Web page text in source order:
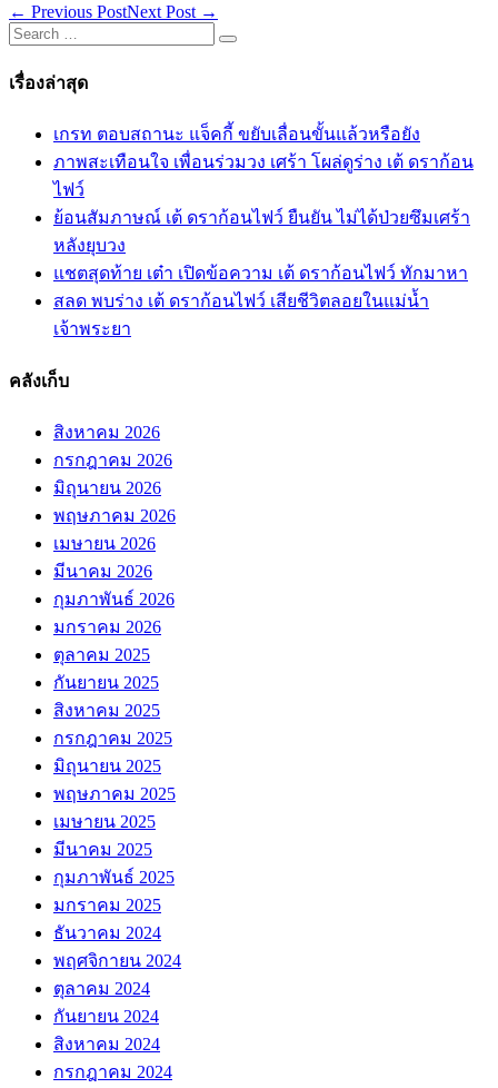
Post
Navigation
← Previous PostNext Post →
Search
for:
เรื่องล่าสุด
เกรท ตอบสถานะ แจ็คกี้ ขยับเลื่อนขั้นแล้วหรือยัง
ภาพสะเทือนใจ เพื่อนร่วมวง เศร้า โผล่ดูร่าง เต้ ดราก้อน
ไฟว์
ย้อนสัมภาษณ์ เต้ ดราก้อนไฟว์ ยืนยัน ไม่ได้ป่วยซึมเศร้า
หลังยุบวง
แชตสุดท้าย เต๋า เปิดข้อความ เต้ ดราก้อนไฟว์ ทักมาหา
สลด พบร่าง เต้ ดราก้อนไฟว์ เสียชีวิตลอยในแม่น้ำ
เจ้าพระยา
คลังเก็บ
สิงหาคม 2026
กรกฎาคม 2026
มิถุนายน 2026
พฤษภาคม 2026
เมษายน 2026
มีนาคม 2026
กุมภาพันธ์ 2026
มกราคม 2026
ตุลาคม 2025
กันยายน 2025
สิงหาคม 2025
กรกฎาคม 2025
มิถุนายน 2025
พฤษภาคม 2025
เมษายน 2025
มีนาคม 2025
กุมภาพันธ์ 2025
มกราคม 2025
ธันวาคม 2024
พฤศจิกายน 2024
ตุลาคม 2024
กันยายน 2024
สิงหาคม 2024
กรกฎาคม 2024